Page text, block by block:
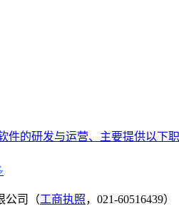
件的研发与运营、主要提供以下
公司（工商执照，021-60516439）